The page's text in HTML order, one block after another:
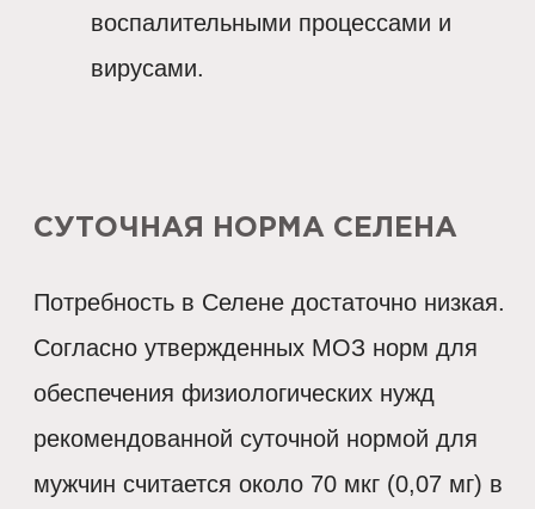
воспалительными процессами и
вирусами.
СУТОЧНАЯ НОРМА СЕЛЕНА
Потребность в Селене достаточно низкая.
Согласно утвержденных МОЗ норм для
обеспечения физиологических нужд
рекомендованной суточной нормой для
мужчин считается около 70 мкг (0,07 мг) в